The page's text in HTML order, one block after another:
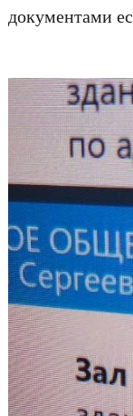
документами